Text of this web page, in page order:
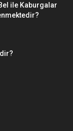
ile Kaburgalar